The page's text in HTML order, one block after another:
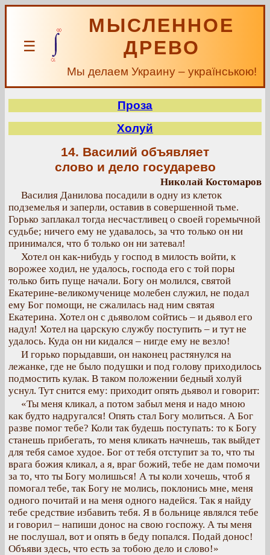
☰
МЫСЛЕННОЕ
ДРЕВО
Мы делаем Украину – українською!
Проза
Холуй
14. Василий объявляет
слово и дело государево
Николай Костомаров
Василия Данилова посадили в одну из клеток
подземелья и заперли, оставив в совершенной тьме.
Горько заплакал тогда несчастливец о своей горемычной
судьбе; ничего ему не удавалось, за что только он ни
принимался, что б только он ни затевал!
Хотел он как-нибудь у господ в милость войти, к
ворожее ходил, не удалось, господа его с той поры
только бить пуще начали. Богу он молился, святой
Екатерине-великомученице молебен служил, не подал
ему Бог помощи, не сжалилась над ним святая
Екатерина. Хотел он с дьяволом сойтись – и дьявол его
надул! Хотел на царскую службу поступить – и тут не
удалось. Куда он ни кидался – нигде ему не везло!
И горько порыдавши, он наконец растянулся на
лежанке, где не было подушки и под голову приходилось
подмостить кулак. В таком положении бедный холуй
уснул. Тут снится ему: приходит опять дьявол и говорит:
«Ты меня кликал, а потом забыл меня и надо мною
как будто надругался! Опять стал Богу молиться. А Бог
разве помог тебе? Коли так будешь поступать: то к Богу
станешь прибегать, то меня кликать начнешь, так выйдет
для тебя самое худое. Бог от тебя отступит за то, что ты
врага божия кликал, а я, враг божий, тебе не дам помочи
за то, что ты Богу молишься! А ты коли хочешь, чтоб я
помогал тебе, так Богу не молись, поклонись мне, меня
одного почитай и на меня одного надейся. Так я найду
тебе средствие избавить тебя. Я в больнице являлся тебе
и говорил – напиши донос на свою госпожу. А ты меня
не послушал, вот и опять в беду попался. Подай донос!
Объяви здесь, что есть за тобою дело и слово!»